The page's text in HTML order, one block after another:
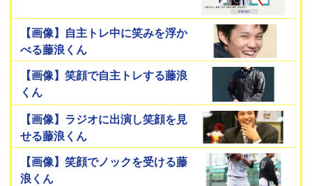
【画像】自主トレ中に笑みを浮か
べる藤浪くん
【画像】笑顔で自主トレする藤浪
くん
【画像】ラジオに出演し笑顔を見
せる藤浪くん
【画像】笑顔でノックを受ける藤
浪くん